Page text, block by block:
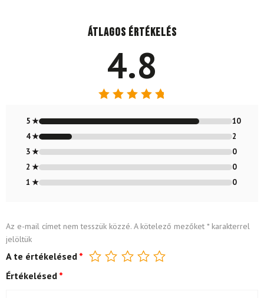
Átlagos értékelés
4.8
4.83/ 5
5 ★
10
4 ★
2
3 ★
0
2 ★
0
1 ★
0
Az e-mail címet nem tesszük közzé. A kötelező mezőket *karakterrel
jelöltük
A te értékelésed *
Értékelésed *